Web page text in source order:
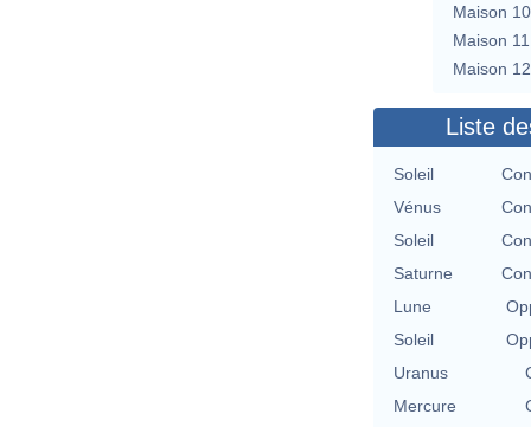
Maison 10
Maison 11
Maison 12
Liste
Soleil
Vénus
Soleil
Saturne
Lune
Soleil
Uranus
Mercure